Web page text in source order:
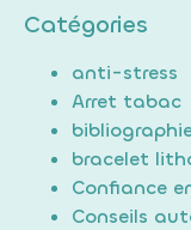
Catégories
anti-stress
Arret tabac
bracelet
Confiance
Conseils